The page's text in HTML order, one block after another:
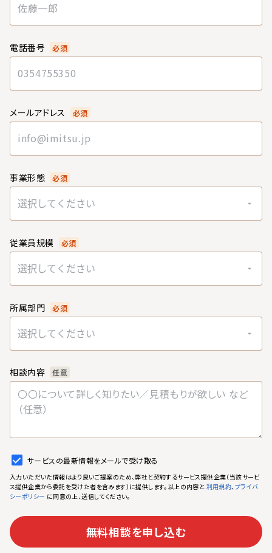
電話番号 必須
メールアドレス 必須
事業形態 必須
選択してください
従業員規模 必須
選択してください
所属部門 必須
選択してください
相談内容 任意
サービスの最新情報をメールで受け取る
入力いただいた情報はより良いご提案のため、弊社と契約するサービス提供企業（当該サービ
ス提供企業から委託を受けた者を含みます）に提供します。以上の内容と 利用規約、プライバ
シーポリシー に同意の上、送信してください。
無料相談を申し込む